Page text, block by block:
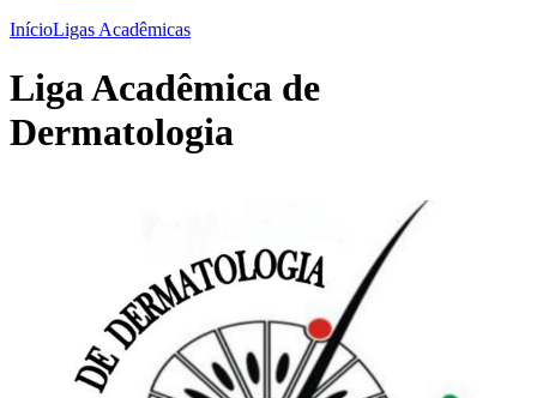
InícioLigas Acadêmicas
Liga Acadêmica de
Dermatologia